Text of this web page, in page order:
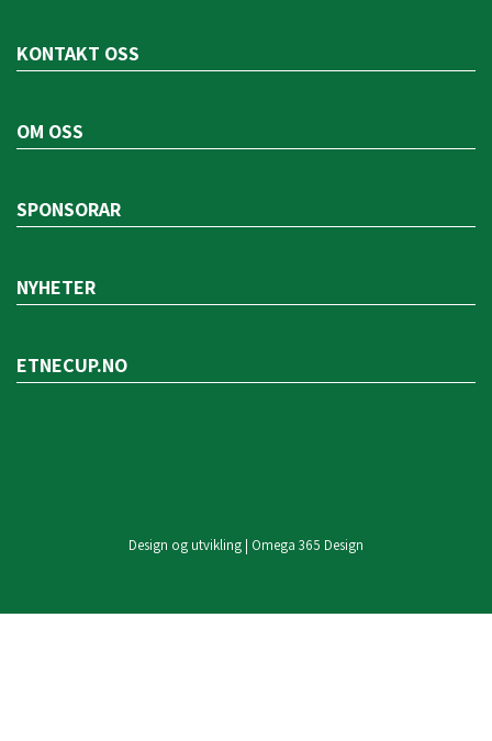
KONTAKT OSS
OM OSS
SPONSORAR
NYHETER
ETNECUP.NO
Design og utvikling | Omega 365 Design